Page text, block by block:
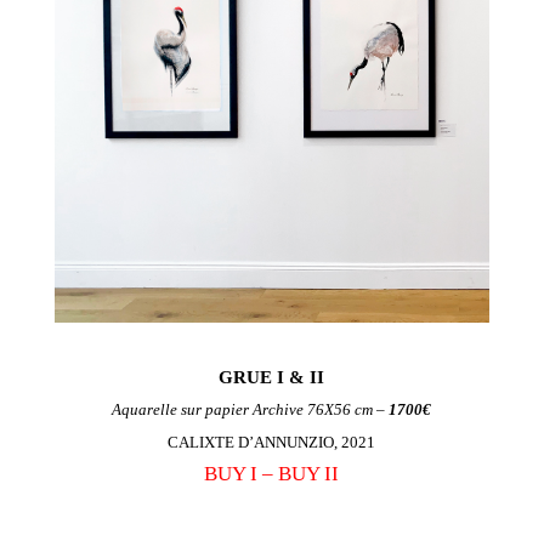
GRUE I & II
Aquarelle sur papier Archive 76X56 cm – 1700€
CALIXTE D’ANNUNZIO, 2021
BUY I –BUY II